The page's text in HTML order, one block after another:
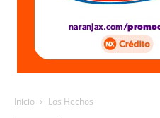
Inicio Los Hechos